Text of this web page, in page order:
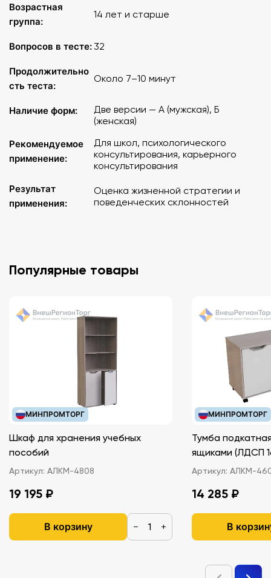
Возрастная
группа:
14 лет и старше
Вопросов в тесте: 32
Продолжительно
сть теста:
Около 7–10 минут
Наличие форм:
Две версии — А (мужская), Б
(женская)
Рекомендуемое
применение:
Для школ, психологического
консультирования, карьерного
консультирования
Результат
применения:
Оценка жизненной стратегии и
поведенческих склонностей
Популярные товары
МИНПРОМТОРГ
Шкаф для хранения учебных
пособий
Артикул: АЛКМ-4808
19 195 ₽
В корзину − +
МИНПРОМТОРГ
Тумба
ящиками
Артикул: АЛКМ-
14 285 ₽
В